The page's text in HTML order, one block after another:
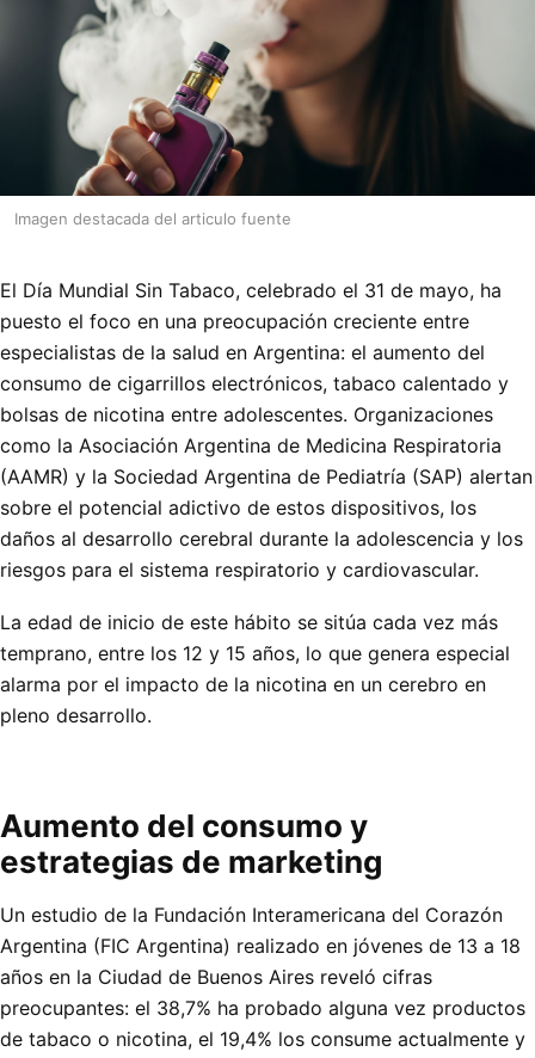
Imagen destacada del articulo fuente
El Día Mundial Sin Tabaco, celebrado el 31 de mayo, ha
puesto el foco en una preocupación creciente entre
especialistas de la salud en Argentina: el aumento del
consumo de cigarrillos electrónicos, tabaco calentado y
bolsas de nicotina entre adolescentes. Organizaciones
como la Asociación Argentina de Medicina Respiratoria
(AAMR) y la Sociedad Argentina de Pediatría (SAP) alertan
sobre el potencial adictivo de estos dispositivos, los
daños al desarrollo cerebral durante la adolescencia y los
riesgos para el sistema respiratorio y cardiovascular.
La edad de inicio de este hábito se sitúa cada vez más
temprano, entre los 12 y 15 años, lo que genera especial
alarma por el impacto de la nicotina en un cerebro en
pleno desarrollo.
Aumento del consumo y
estrategias de marketing
Un estudio de la Fundación Interamericana del Corazón
Argentina (FIC Argentina) realizado en jóvenes de 13 a 18
años en la Ciudad de Buenos Aires reveló cifras
preocupantes: el 38,7% ha probado alguna vez productos
de tabaco o nicotina, el 19,4% los consume actualmente y